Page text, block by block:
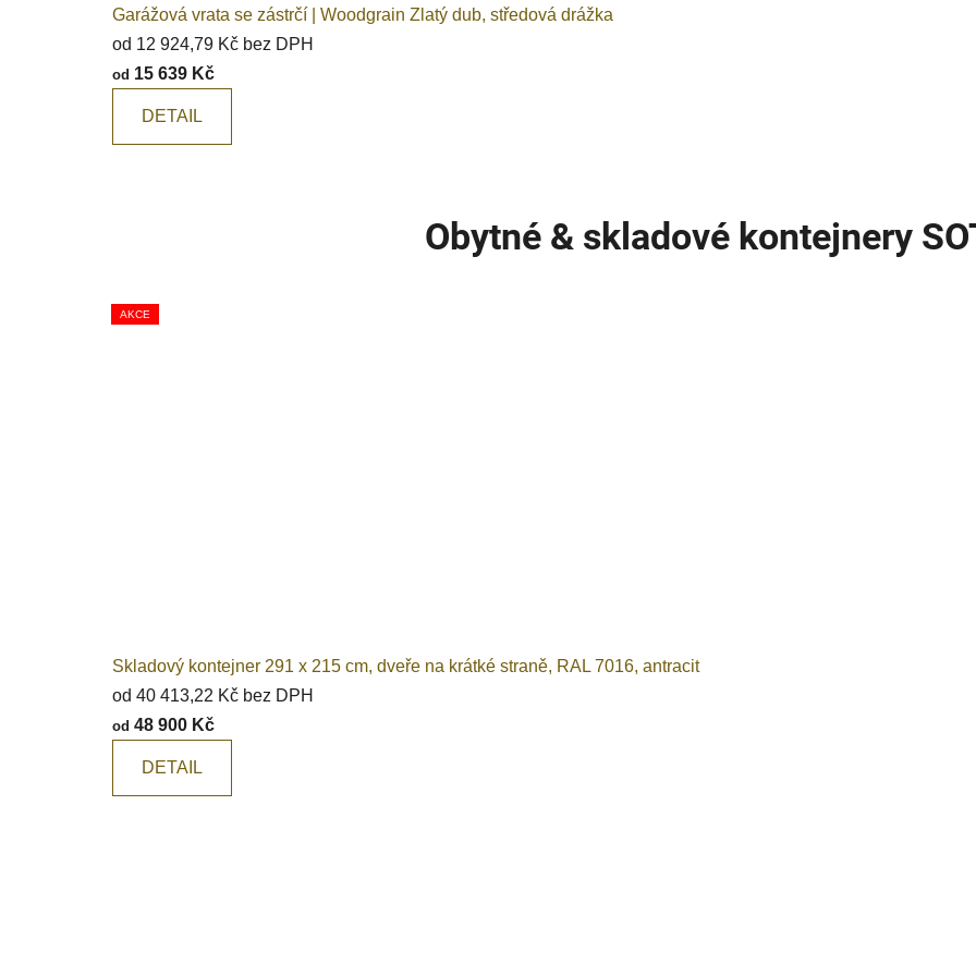
Garážová vrata se zástrčí | Woodgrain Zlatý dub, středová drážka
od 12 924,79 Kč bez DPH
od 15 639 Kč
DETAIL
Obytné & skladové kontejnery
Skladový kontejner 291 x 215 cm, dveře na krátké straně, RAL 7016, antracit
od 40 413,22 Kč bez DPH
od 48 900 Kč
DETAIL
AKCE